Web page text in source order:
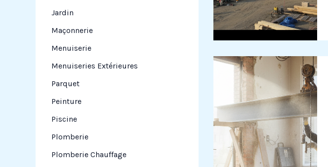
Jardin
Maçonnerie
Menuiserie
Menuiseries Extérieures
Parquet
Peinture
Piscine
Plomberie
Plomberie Chauffage